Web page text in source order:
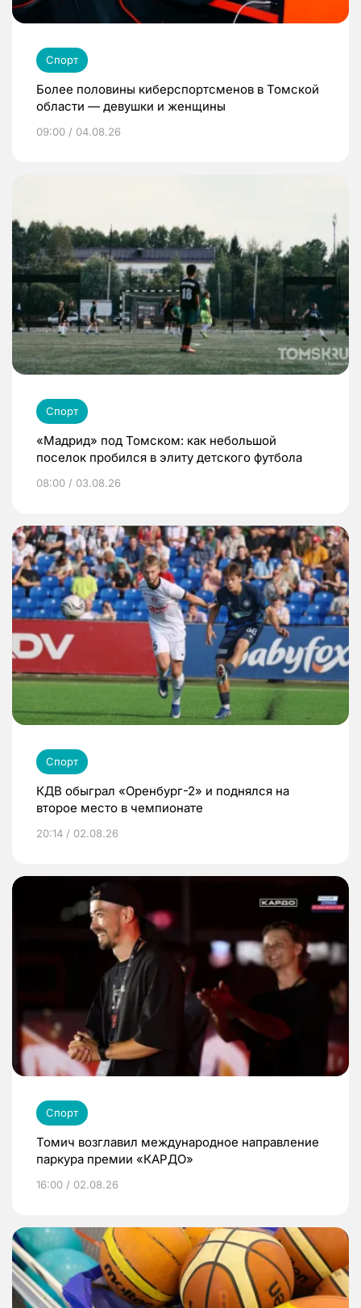
Спорт
Более половины киберспортсменов в Томской
области — девушки и женщины
09:00 / 04.08.26
Спорт
«Мадрид» под Томском: как небольшой
поселок пробился в элиту детского футбола
08:00 / 03.08.26
Спорт
КДВ обыграл «Оренбург-2» и поднялся на
второе место в чемпионате
20:14 / 02.08.26
Спорт
Томич возглавил международное направление
паркура премии «КАРДО»
16:00 / 02.08.26